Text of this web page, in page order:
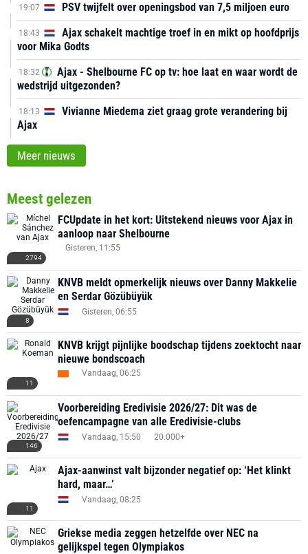
19:07 PSV twijfelt over openingsbod van 7,5 miljoen euro
18:43
Ajax schakelt machtige troef in en mikt op hoofdprijs
voor Mika Godts
18:32
Ajax - Shelbourne FC op tv: hoe laat en waar wordt de
wedstrijd uitgezonden?
18:13
Vivianne Miedema ziet graag grote verandering bij
Ajax
Meer nieuws
Meest gelezen
2794
FCUpdate in het kort: Uitstekend nieuws voor Ajax in
aanloop naar Shelbourne
Gisteren, 11:55
8
KNVB meldt opmerkelijk nieuws over Danny Makkelie
en Serdar Gözübüyük
Gisteren, 06:55
11
KNVB krijgt pijnlijke boodschap tijdens zoektocht naar
nieuwe bondscoach
Vandaag, 06:25
146
Voorbereiding Eredivisie 2026/27: Dit was de
oefencampagne van alle Eredivisie-clubs
Vandaag, 15:50 20.000+
11
Ajax-aanwinst valt bijzonder negatief op: ‘Het klinkt
hard, maar…’
Vandaag, 08:25
Griekse media zeggen hetzelfde over NEC na
gelijkspel tegen Olympiakos